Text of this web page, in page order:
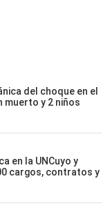
del choque en el
muerto y 2 niños
en la UNCuyo y
cargos, contratos y